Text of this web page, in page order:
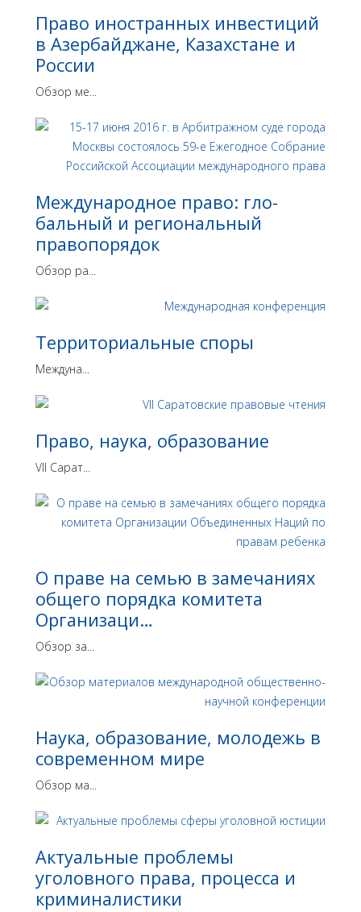
Право иностранных инвестиций
в Азербайджане, Казахстане и
России
Обзор ме...
Международное право: гло­
бальный и региональный
правопорядок
Обзор ра...
Территориальные споры
Междуна...
Право, наука, образование
VII Сарат...
О праве на семью в замечаниях
общего порядка комитета
Организаци…
Обзор за...
Наука, образование, молодежь в
современном мире
Обзор ма...
Актуальные проблемы
уголовного права, процесса и
криминалистики